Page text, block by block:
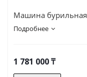
Машина
Подробнее
1 781 000₸